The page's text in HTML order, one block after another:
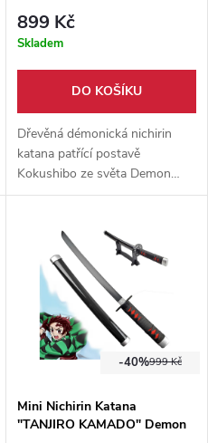
Demon Slayer
899 Kč
Skladem
DO KOŠÍKU
Dřevěná démonická nichirin
katana patřící postavě
Kokushibo ze světa Demon
Slayer. Katana vhodná pro
999 Kč
-40%
Mini Nichirin Katana
"TANJIRO KAMADO" Demon